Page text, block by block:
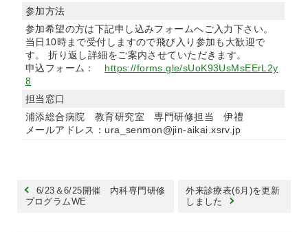
参加方法
参加希望の方は下記申し込みフォームへご入力下さい。
当日10時まで受付しますので飛び入り参加も大歓迎で
す。 折り返し詳細をご案内させていただきます。
申込フォーム： https://forms.gle/sUoK93UsMsEErL2y
8
担当窓口
浦添総合病院 教育研究室 専門研修担当 伊禮
メールアドレス：ura_senmon@jin-aikai.xsrv.jp
6/23＆6/25開催 内科専門研修
プログラムWE
外来診療表(6月)を更新
しました